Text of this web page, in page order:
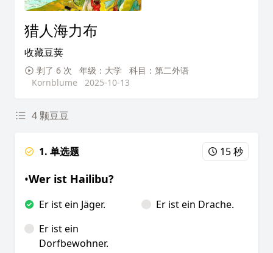
猎人海力布
收藏豆荚
剥了 6 次 年级：大学
科目：第二外语
Kornblume
2025-10-13
4 颗豆豆
1. 单选题 15 秒
•Wer ist Hailibu?
Er ist ein Jäger.
Er ist ein Drache.
Er ist ein
Dorfbewohner.